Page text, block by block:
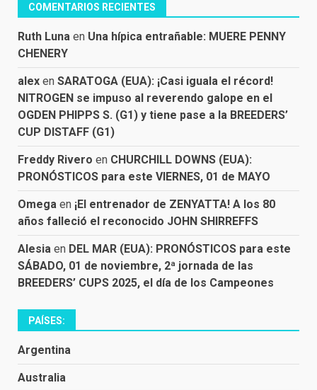
COMENTARIOS RECIENTES
Ruth Luna en Una hípica entrañable: MUERE PENNY
CHENERY
alex en SARATOGA (EUA): ¡Casi iguala el récord!
NITROGEN se impuso al reverendo galope en el
OGDEN PHIPPS S. (G1) y tiene pase a la BREEDERS’
CUP DISTAFF (G1)
Freddy Rivero en CHURCHILL DOWNS (EUA):
PRONÓSTICOS para este VIERNES, 01 de MAYO
Omega en ¡El entrenador de ZENYATTA! A los 80
años falleció el reconocido JOHN SHIRREFFS
Alesia en DEL MAR (EUA): PRONÓSTICOS para este
SÁBADO, 01 de noviembre, 2ª jornada de las
BREEDERS’ CUPS 2025, el día de los Campeones
PAÍSES:
Argentina
Australia